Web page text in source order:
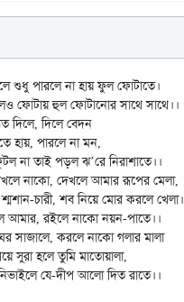
শুধু পারলে না হায় ফুল ফোটাতে।
ফোটায় হুল ফোটানোর সাথে সাথে।।
না তাই পড়ল ঝ’রে নিরাশাতে।।
নাকো, দেখলে আমার রূপের মেলা,
চারী, শব নিয়ে মোর করলে খেলা।
আমার, রইলে নাকো নয়ন-পাতে।।
সাজালে, করলে নাকো গলার মালা
সুরা হলে তুমি মাতোয়ালা,